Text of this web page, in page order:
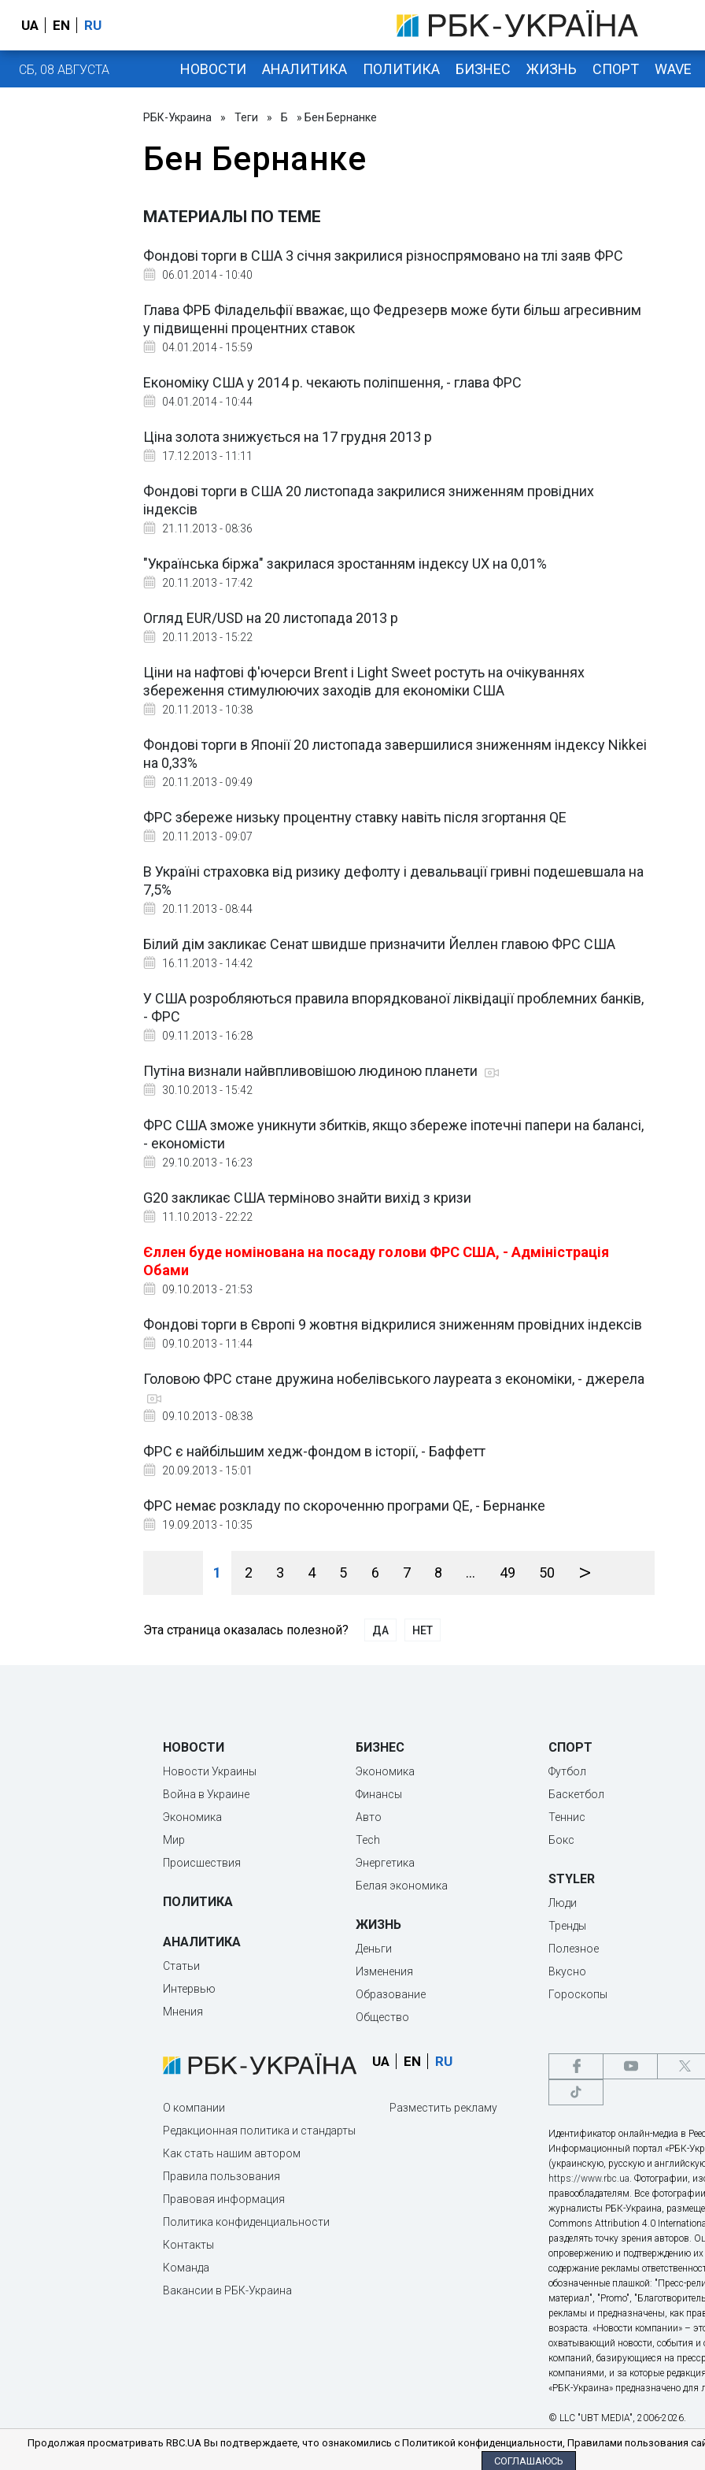
UA EN RU
СБ, 08 АВГУСТА НОВОСТИ АНАЛИТИКА ПОЛИТИКА БИЗНЕС ЖИЗНЬ СПОРТ WAVE
РБК-Украина » Теги » Б » Бен Бернанке
Бен Бернанке
МАТЕРИАЛЫ ПО ТЕМЕ
Фондові торги в США 3 січня закрилися різноспрямовано на тлі заяв ФРС
06.01.2014 - 10:40
Глава ФРБ Філадельфії вважає, що Федрезерв може бути більш агресивним
у підвищенні процентних ставок
04.01.2014 - 15:59
Економіку США у 2014 р. чекають поліпшення, - глава ФРС
04.01.2014 - 10:44
Ціна золота знижується на 17 грудня 2013 р
17.12.2013 - 11:11
Фондові торги в США 20 листопада закрилися зниженням провідних
індексів
21.11.2013 - 08:36
"Українська біржа" закрилася зростанням індексу UX на 0,01%
20.11.2013 - 17:42
Огляд EUR/USD на 20 листопада 2013 р
20.11.2013 - 15:22
Ціни на нафтові ф'ючерси Brent і Light Sweet ростуть на очікуваннях
збереження стимулюючих заходів для економіки США
20.11.2013 - 10:38
Фондові торги в Японії 20 листопада завершилися зниженням індексу Nikkei
на 0,33%
20.11.2013 - 09:49
ФРС збереже низьку процентну ставку навіть після згортання QE
20.11.2013 - 09:07
В Україні страховка від ризику дефолту і девальвації гривні подешевшала на
7,5%
20.11.2013 - 08:44
Білий дім закликає Сенат швидше призначити Йеллен главою ФРС США
16.11.2013 - 14:42
У США розробляються правила впорядкованої ліквідації проблемних банків,
- ФРС
09.11.2013 - 16:28
Путіна визнали найвпливовішою людиною планети
30.10.2013 - 15:42
ФРС США зможе уникнути збитків, якщо збереже іпотечні папери на балансі,
- економісти
29.10.2013 - 16:23
G20 закликає США терміново знайти вихід з кризи
11.10.2013 - 22:22
Єллен буде номінована на посаду голови ФРС США, - Адміністрація
Обами
09.10.2013 - 21:53
Фондові торги в Європі 9 жовтня відкрилися зниженням провідних індексів
09.10.2013 - 11:44
Головою ФРС стане дружина нобелівського лауреата з економіки, - джерела
09.10.2013 - 08:38
ФРС є найбільшим хедж-фондом в історії, - Баффетт
20.09.2013 - 15:01
ФРС немає розкладу по скороченню програми QE, - Бернанке
19.09.2013 - 10:35
1 2 3 4 5 6 7 8 ... 49 50 >
Эта страница оказалась полезной? ДА НЕТ
НОВОСТИ
Новости Украины
Война в Украине
Экономика
Мир
Происшествия
ПОЛИТИКА
АНАЛИТИКА
Статьи
Интервью
Мнения
БИЗНЕС
Экономика
Финансы
Авто
Tech
Энергетика
Белая экономика
ЖИЗНЬ
Деньги
Изменения
Образование
Общество
СПОРТ
Футбол
Баскетбол
Теннис
Бокс
STYLER
Люди
Тренды
Полезное
Вкусно
Гороскопы
UA EN RU
О компании
Редакционная политика и стандарты
Как стать нашим автором
Правила пользования
Правовая информация
Политика конфиденциальности
Контакты
Команда
Вакансии в РБК-Украина
Разместить рекламу
Идентификатор онлайн-медиа в
Информационный портал «РБК-
(украинскую, русскую и
https://www.rbc.ua. Фотографии,
правообладателям. Все
журналисты РБК-Украина,
Commons Attribution 4.0
разделять точку зрения авторов.
опровержению и подтверждению их
содержание рекламы
обозначенные плашкой: "Пресс-
материал", "Promo",
рекламы и предназначены, как
возраста. «Новости компании» –
охватывающий новости, события и
компаний, базирующиеся на
компаниями, и за которые
«РБК-Украина» предназначено для
© LLC "UBT MEDIA", 2006-2026.
Продолжая просматривать RBC.UA Вы подтверждаете, что ознакомились с Политикой конфиденциальности, Правилами пользования
СОГЛАШАЮСЬ